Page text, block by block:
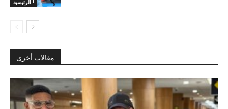
الرئيسية !
مقالات أخرى